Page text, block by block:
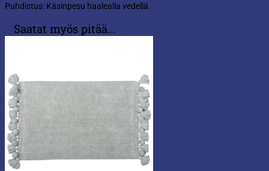
Puhdistus: Käsinpesu haalealla vedellä.
Saatat myös pitää...